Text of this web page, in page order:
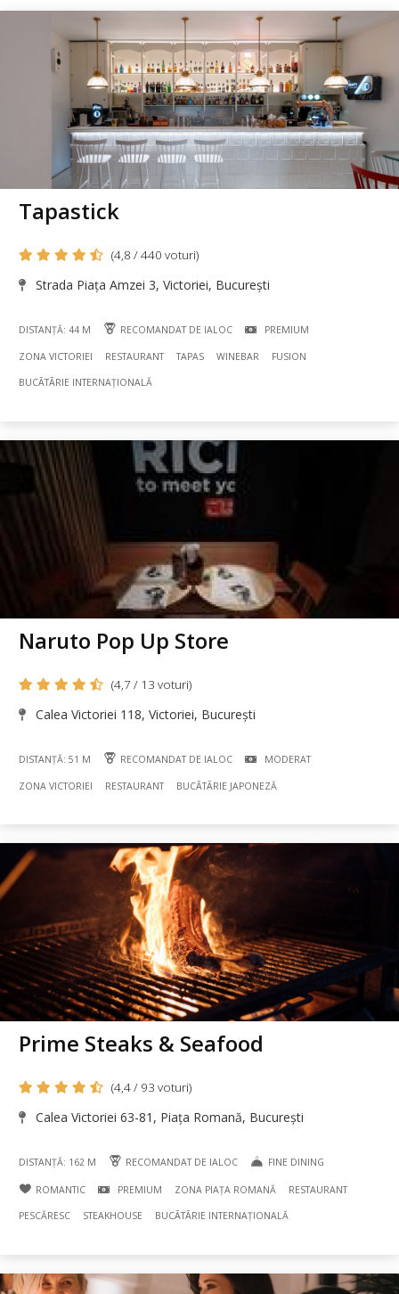
Tapastick
(4,8 / 440 voturi)
Strada Piața Amzei 3, Victoriei, București
DISTANȚĂ: 44 M RECOMANDAT DE IALOC PREMIUM
ZONA VICTORIEI RESTAURANT TAPAS WINEBAR FUSION
BUCÃTÃRIE INTERNAȚIONALĂ
Naruto Pop Up Store
(4,7 / 13 voturi)
Calea Victoriei 118, Victoriei, București
DISTANȚĂ: 51 M RECOMANDAT DE IALOC MODERAT
ZONA VICTORIEI RESTAURANT BUCÃTÃRIE JAPONEZĂ
Prime Steaks & Seafood
(4,4 / 93 voturi)
Calea Victoriei 63-81, Piața Romană, București
DISTANȚĂ: 162 M RECOMANDAT DE IALOC FINE DINING
ROMANTIC PREMIUM ZONA PIAȚA ROMANĂ RESTAURANT
PESCĂRESC STEAKHOUSE BUCÃTÃRIE INTERNAȚIONALĂ